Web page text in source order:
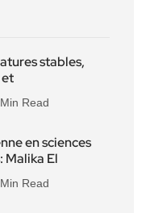
stables,
Read
en sciences
Malika El
Read